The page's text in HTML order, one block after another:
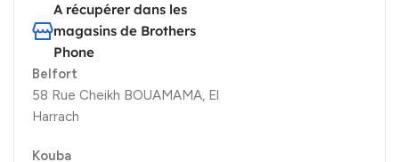
A récupérer dans les
magasins de Brothers
Phone
Belfort
58 Rue Cheikh BOUAMAMA, El
Harrach
Kouba